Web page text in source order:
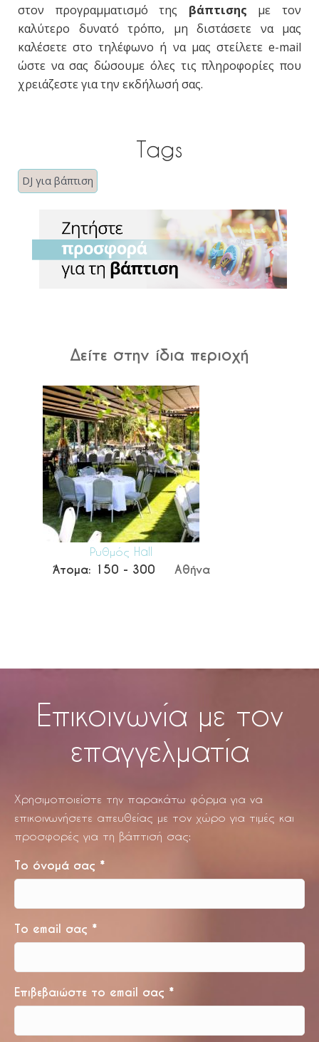
στον προγραμματισμό της βάπτισης με τον
καλύτερο δυνατό τρόπο, μη διστάσετε να μας
καλέσετε στο τηλέφωνο ή να μας στείλετε e-mail
ώστε να σας δώσουμε όλες τις πληροφορίες που
χρειάζεστε για την εκδήλωσή σας.
Tags
DJ για βάπτιση
Δείτε στην ίδια περιοχή
Ρυθμός Hall
Αθήνα
Άτομα: 150 - 300
Επικοινωνία με τον
επαγγελματία
Χρησιμοποιείστε την παρακάτω φόρμα για να
επικοινωνήσετε απευθείας με τον χώρο για τιμές και
προσφορές για τη βάπτισή σας:
Το όνομά σας *
Το email σας *
Επιβεβαιώστε το email σας *